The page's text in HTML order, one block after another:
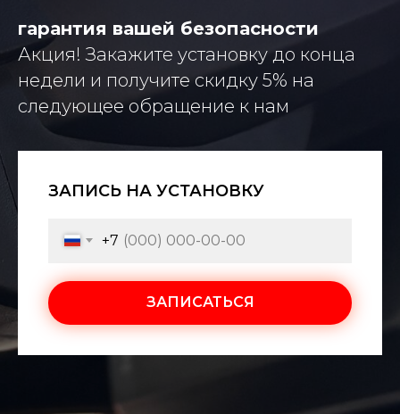
гарантия вашей безопасности
Акция! Закажите установку до конца
недели и получите скидку 5% на
следующее обращение к нам
ЗАПИСЬ НА УСТАНОВКУ
+7
ЗАПИСАТЬСЯ